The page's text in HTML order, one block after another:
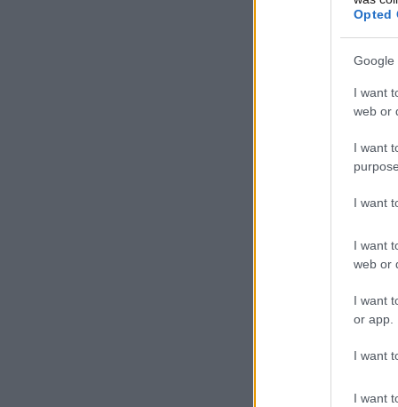
Opted
Google
I want
web or
I want
I want
I want
web or
I want
or app.
I want
I want